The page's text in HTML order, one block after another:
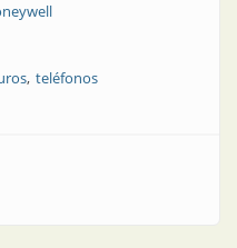
teléfonos
de campo | Teléfonos